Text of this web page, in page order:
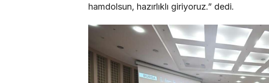
hamdolsun, hazırlıklı giriyoruz.” dedi.